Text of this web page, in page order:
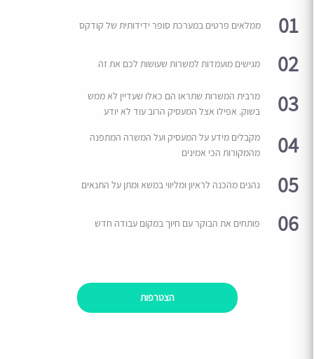
01 ממלאים פרטים במערכת סופר ידידותית של קודקס
02 מגישים מועמדות למשרות שעושות לכם את זה
03
מרבית המשרות שתראו הם כאלו שעדיין לא ממש
בשוק. אפילו אצל המעסיק הרוב עוד לא יודע
04
מקבלים מידע על המעסיק ועל המשרה המתפנה
מהמקורות הכי אמינים
05 נהנים מהכנה לראיון ומליווי במשא ומתן על התנאים
06 פותחים את הבוקר עם חיוך במקום עבודה חדש
הצטרפות